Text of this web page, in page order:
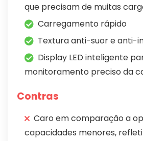
que precisam de muitas
Carregamento rápido
Textura anti-suor e anti-
Display LED inteligente
monitoramento preciso da
Contras
Caro em comparação a
capacidades menores,